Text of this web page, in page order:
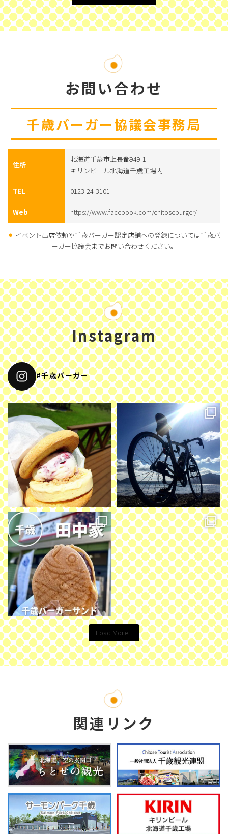
お問い合わせ
千歳バーガー協議会事務局
住所
北海道千歳市上長都949-1
キリンビール北海道千歳工場内
TEL 0123-24-3101
Web https://www.facebook.com/chitoseburger/
⚫︎ イベント出店依頼や千歳バーガー認定店舗への登録については千歳バ
ーガー協議会までお問い合わせください。
Instagram
#千歳バーガー
千歳市長都にあるジェラテリア...
7月 7
支笏湖 サイクリング。
夜は結婚記念のお祝いでディナー。
#北海道 #千歳...
10月 13
田中家
フォロワーさんがおすすめしてくれた
千歳のたい焼き屋さん。駐車場あり。
...
5月 12
#天橋立 #千歳 #cafe du pin 千歳 #千
歳バーガー
7月 10
Load More...
関連リンク